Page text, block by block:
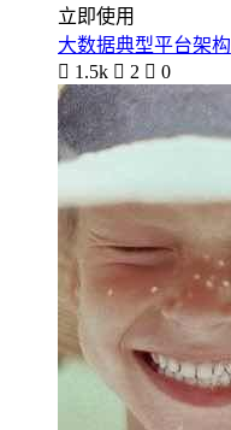
立即使用
大数据典型平台架构
 1.5k  2  0